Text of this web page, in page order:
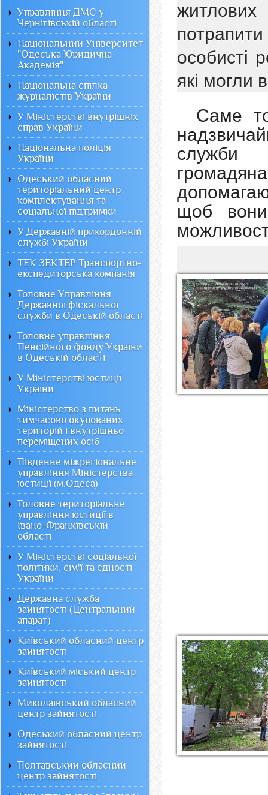
особисті
які могли
Саме
служби
щоб
Управління ДМС у
Чернігівській області
Національний Університет
"Одеська Юридична
Академія"
Національна спілка
журналістів України
У Міністерстві внутрішніх
справ України
Національна поліція
України
Одеський обласний
територіальний центр
комплектування та
соціальної підтримки
У Державній прикордонній
службі України
ТЕК ЗЕКТЕР Транспортно-
експедиторська компанія
Головне Управління
Державної фіскальної
служби в Одеській області
Головне управління
Пенсійного фонду України
в Одеській області
У Міністерстві юстиції
України
Міністерство з питань
тимчасово окупованих
територій і внутрішньо
переміщених осіб
Південне міжрегіональне
управління Міністерства
юстиції (м.Одеса)
Головне територіальне
управління юстиції в
Івано-Франківській
області
У Міністерстві соціальної
політики, сім'ї та єдності
України
Державна служба
зайнятості (Центральний
апарат)
Київський обласний центр
зайнятості
Київський міський центр
зайнятості
Миколаївський обласний
центр зайнятості
Одеський обласний центр
зайнятості
Полтавський обласний
центр зайнятості